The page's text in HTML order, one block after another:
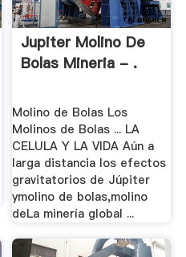
Jupiter Molino De
Bolas Mineria - .
Molino de Bolas Los
Molinos de Bolas ... LA
CELULA Y LA VIDA Aún a
larga distancia los efectos
gravitatorios de Júpiter
ymolino de bolas,molino
deLa minería global ...